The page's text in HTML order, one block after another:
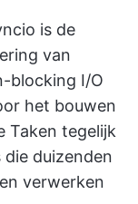
is de
van
blocking I/O
het bouwen
Taken tegelijk
duizenden
verwerken